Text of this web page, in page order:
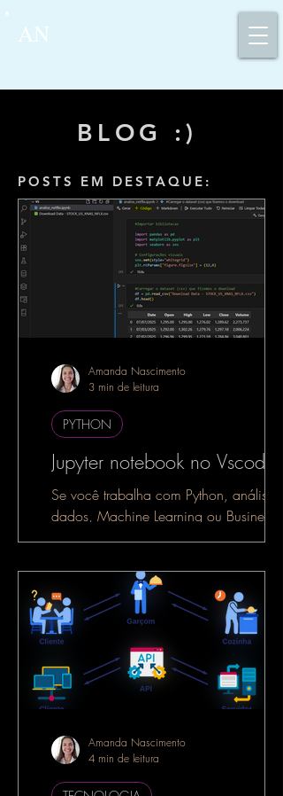
AN
BLOG :)
POSTS EM DESTAQUE:
Jupyter notebook no Vscode
Se você trabalha com Python, análise de
dados, Machine Learning ou Business
Intelligence, é muito provável que já
PYTHON
Amanda Nascimento
3 min de leitura
Amanda Nascimento
4 min de leitura